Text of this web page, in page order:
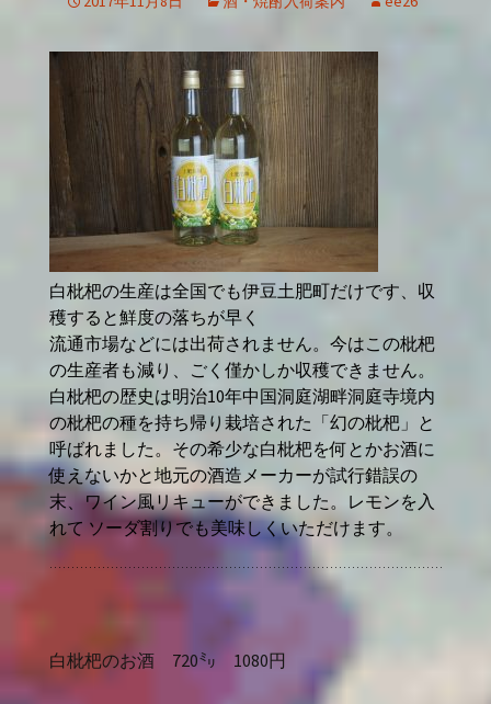
白枇杷の生産は全国でも伊豆土肥町だけです、収
穫すると鮮度の落ちが早く
流通市場などには出荷されません。今はこの枇杷
の生産者も減り、ごく僅かしか収穫できません。
白枇杷の歴史は明治10年中国洞庭湖畔洞庭寺境内
の枇杷の種を持ち帰り栽培された「幻の枇杷」と
呼ばれました。 その希少な白枇杷を何とかお酒に
使えないかと地元の酒造メーカーが試行錯誤の
末、ワイン風リキューができました。レモンを入
れて ソーダ割りでも美味しくいただけます。
白枇杷のお酒 720㍉ 1080円